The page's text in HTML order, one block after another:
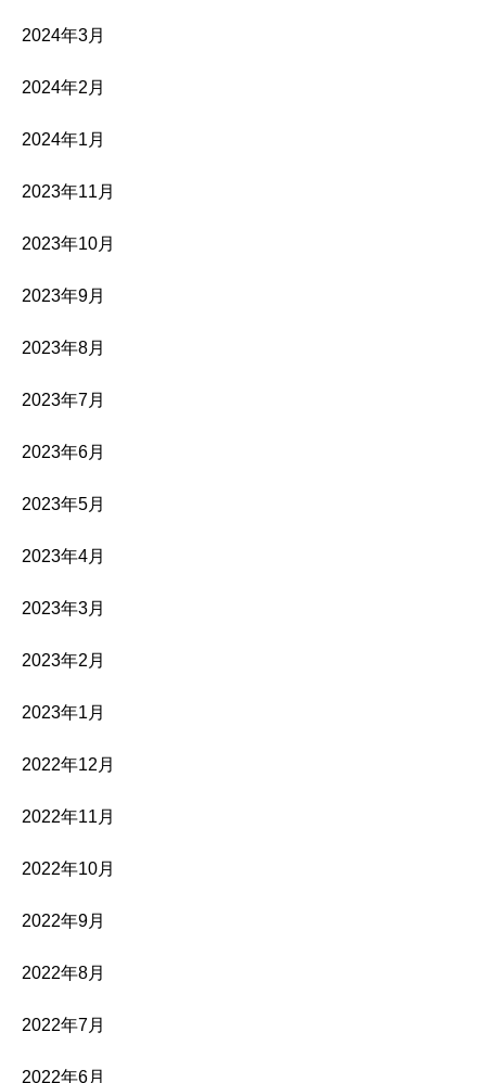
2024年3月
2024年2月
2024年1月
2023年11月
2023年10月
2023年9月
2023年8月
2023年7月
2023年6月
2023年5月
2023年4月
2023年3月
2023年2月
2023年1月
2022年12月
2022年11月
2022年10月
2022年9月
2022年8月
2022年7月
2022年6月